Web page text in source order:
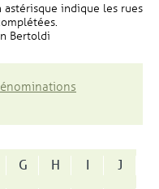
astérisque indique les rues
Bertoldi
G H I
J